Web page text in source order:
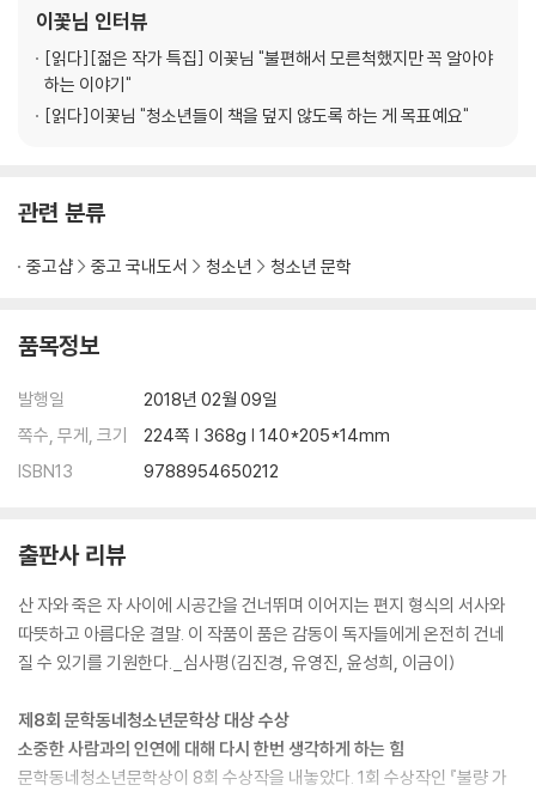
26. 잘하고 있는 동생에게
27. 과거의 언니에게
28. 불쌍한 동생에게
29. 일백 퍼센트 믿는 언니에게
33. 은유에게
35. 이모 아닌 언니에게
37. 여전히 궁금해하고 있을 언니에게
38. 미래의 동생에게
39. 언니에게
41. 보내지 못한 편지_은유에게
작가의 편지
이꽃님 인터뷰
[읽다][젊은 작가 특집] 이꽃님 "불편해서 모른척했지만 꼭 알아야
하는 이야기"
[읽다]이꽃님 "청소년들이 책을 덮지 않도록 하는 게 목표예요"
관련 분류
중고샵 중고 국내도서 청소년 청소년 문학
품목정보
발행일
2018년 02월 09일
쪽수, 무게, 크기
224쪽 | 368g | 140*205*14mm
ISBN13
9788954650212
출판사 리뷰
산 자와 죽은 자 사이에 시공간을 건너뛰며 이어지는 편지 형식의 서사와
따뜻하고 아름다운 결말. 이 작품이 품은 감동이 독자들에게 온전히 건네
질 수 있기를 기원한다._심사평(김진경, 유영진, 윤성희, 이금이)
제8회 문학동네청소년문학상 대상 수상
소중한 사람과의 인연에 대해 다시 한번 생각하게 하는 힘
문학동네청소년문학상이 8회 수상작을 내놓았다. 1회 수상작인 『불량 가